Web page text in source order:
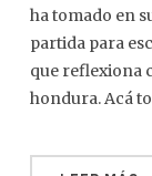
ha tomado en
partida para
que reflexiona
hondura. Acá